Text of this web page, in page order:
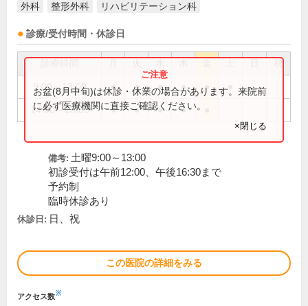
外科 整形外科 リハビリテーション科
診療/受付時間・休診日
祝
9:00～13:00 ● ● ● ● ●
14:00～18:00 ● ● ● ●
お盆(8月中旬)は休診・休業の場合があります。来院前
に必ず医療機関に直接ご確認ください。
×閉じる
備考: 土曜9:00～13:00
初診受付は午前12:00、午後16:30まで
予約制
臨時休診あり
休診日: 日、祝
この医院の詳細をみる
アクセス数※